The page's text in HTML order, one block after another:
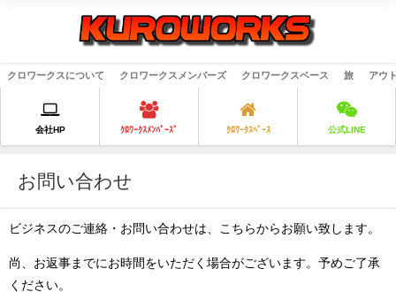
クロワークスについて クロワークスメンバーズ クロワークスベース 旅 アウ
会社HP ｸﾛﾜｰｸｽﾒﾝﾊﾞｰｽﾞ ｸﾛﾜｰｸｽﾍﾞｰｽ 公式LINE
お問い合わせ
ビジネスのご連絡・お問い合わせは、こちらからお願い致します。
尚、お返事までにお時間をいただく場合がございます。予めご了承
ください。